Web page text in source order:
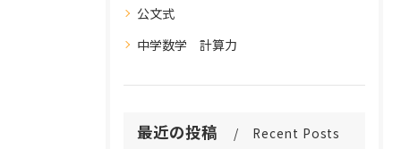
公文式
中学数学 計算力
最近の投稿 Recent Posts